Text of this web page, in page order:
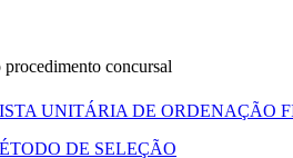
concursal
UNITÁRIA DE ORDENAÇÃO
DE SELEÇÃO